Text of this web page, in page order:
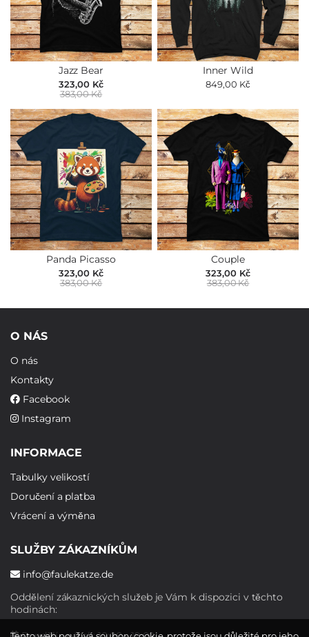
Jazz Bear
323,00 Kč
383,00 Kč
Inner Wild
849,00 Kč
Panda Picasso
323,00 Kč
383,00 Kč
Couple
323,00 Kč
383,00 Kč
O NÁS
O nás
Kontakty
Facebook
Instagram
INFORMACE
Tabulky velikostí
Doručení a platba
Vrácení a výměna
SLUŽBY ZÁKAZNÍKŮM
info@faulekatze.de
Oddělení zákaznických služeb je Vám k dispozici v těchto
hodinách: